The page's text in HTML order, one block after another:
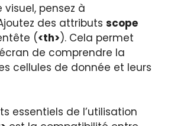
visuel, pensez à
des attributs scope
(<th>). Cela permet
de comprendre la
cellules de donnée et leurs
essentiels de l’utilisation